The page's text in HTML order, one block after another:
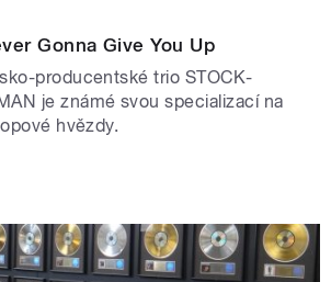
Gonna Give You Up
producentské trio STOCK-
je známé svou specializací na
hvězdy.